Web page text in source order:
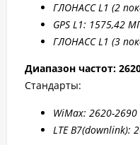
ГЛОНАСС L1 (2
GPS L1: 1575,42
ГЛОНАСС L1 (3
Диапазон частот: 2
Стандарты:
WiMax: 2620-2
LTE B7(downlink): 2